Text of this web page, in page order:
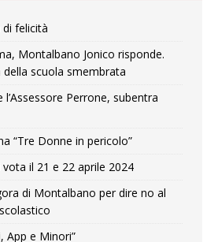
felicità
Montalbano Jonico risponde.
scuola smembrata
l’Assessore Perrone, subentra
“Tre Donne in pericolo”
il 21 e 22 aprile 2024
di Montalbano per dire no al
App e Minori”